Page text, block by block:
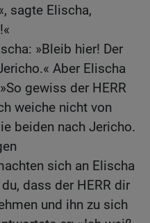
sagte Elischa,
»Bleib hier! Der
Aber Elischa
gewiss der HERR
weiche nicht von
beiden nach Jericho.
sich an Elischa
dass der HERR dir
und ihn zu sich